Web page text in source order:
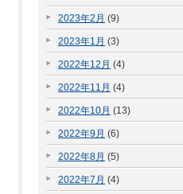
2023年2月 (9)
2023年1月 (3)
2022年12月 (4)
2022年11月 (4)
2022年10月 (13)
2022年9月 (6)
2022年8月 (5)
2022年7月 (4)